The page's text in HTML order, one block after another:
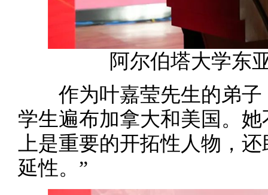
阿尔伯塔大学东
作为叶嘉莹先生的弟子
学生遍布加拿大和美国。
上是重要的开拓性人物，
延性。”